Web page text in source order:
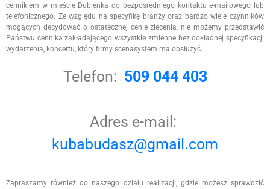
cennikiem w mieście Dubienka do bezpośredniego kontaktu e-mailowego lub
telefonicznego. Ze względu na specyfikę branży oraz bardzo wiele czynników
mogących decydować o ostatecznej cenie zlecenia, nie możemy przedstawić
Państwu cennika zakładającego wszystkie zmienne bez dokładnej specyfikacji
wydarzenia, koncertu, który firmy scenasystem ma obsłużyć.
Telefon: 509 044 403
Adres e-mail:
kubabudasz@gmail.com
Zapraszamy również do naszego działu realizacji, gdzie możesz sprawdzić